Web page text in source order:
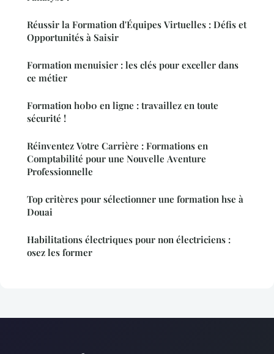
Réussir la Formation d'Équipes Virtuelles : Défis et
Opportunités à Saisir
Formation menuisier : les clés pour exceller dans
ce métier
Formation h0b0 en ligne : travaillez en toute
sécurité !
Réinventez Votre Carrière : Formations en
Comptabilité pour une Nouvelle Aventure
Professionnelle
Top critères pour sélectionner une formation hse à
Douai
Habilitations électriques pour non électriciens :
osez les former